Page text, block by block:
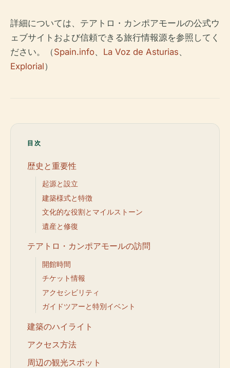
詳細については、テアトロ・カンポアモールの公式ウ
ェブサイトおよび信頼できる旅行情報源を参照してく
ださい。（Spain.info、 La Voz de Asturias、
Explorial）
目次
歴史と重要性
起源と設立
建築様式と特徴
文化的な役割とマイルストーン
遺産と修復
テアトロ・カンポアモールの訪問
開館時間
チケット情報
アクセシビリティ
ガイドツアーと特別イベント
建築のハイライト
アクセス方法
周辺の観光スポット